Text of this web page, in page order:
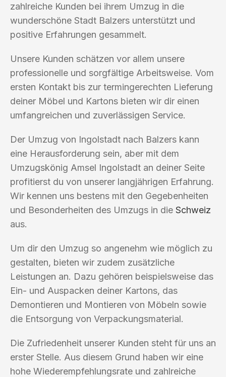
zahlreiche Kunden bei ihrem Umzug in die
wunderschöne Stadt Balzers unterstützt und
positive Erfahrungen gesammelt.
Unsere Kunden schätzen vor allem unsere
professionelle und sorgfältige Arbeitsweise. Vom
ersten Kontakt bis zur termingerechten Lieferung
deiner Möbel und Kartons bieten wir dir einen
umfangreichen und zuverlässigen Service.
Der Umzug von Ingolstadt nach Balzers kann
eine Herausforderung sein, aber mit dem
Umzugskönig Amsel Ingolstadt an deiner Seite
profitierst du von unserer langjährigen Erfahrung.
Wir kennen uns bestens mit den Gegebenheiten
und Besonderheiten des Umzugs in die Schweiz
aus.
Um dir den Umzug so angenehm wie möglich zu
gestalten, bieten wir zudem zusätzliche
Leistungen an. Dazu gehören beispielsweise das
Ein- und Auspacken deiner Kartons, das
Demontieren und Montieren von Möbeln sowie
die Entsorgung von Verpackungsmaterial.
Die Zufriedenheit unserer Kunden steht für uns an
erster Stelle. Aus diesem Grund haben wir eine
hohe Wiederempfehlungsrate und zahlreiche